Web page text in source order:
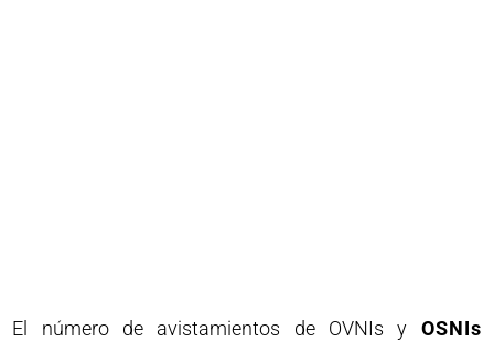
El número de avistamientos de OVNIs y OSNIs